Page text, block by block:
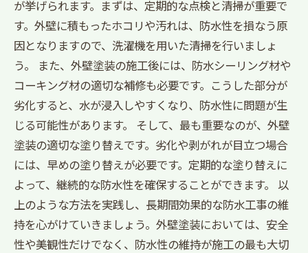
が挙げられます。まずは、定期的な点検と清掃が重要で
す。外壁に積もったホコリや汚れは、防水性を損なう原
因となりますので、洗濯機を用いた清掃を行いましょ
う。 また、外壁塗装の施工後には、防水シーリング材や
コーキング材の適切な補修も必要です。こうした部分が
劣化すると、水が浸入しやすくなり、防水性に問題が生
じる可能性があります。 そして、最も重要なのが、外壁
塗装の適切な塗り替えです。劣化や剥がれが目立つ場合
には、早めの塗り替えが必要です。定期的な塗り替えに
よって、継続的な防水性を確保することができます。 以
上のような方法を実践し、長期間効果的な防水工事の維
持を心がけていきましょう。外壁塗装においては、安全
性や美観性だけでなく、防水性の維持が施工の最も大切